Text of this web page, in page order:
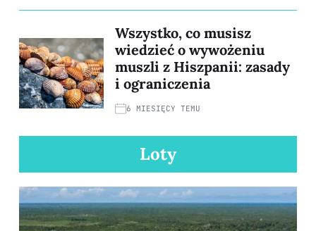
Wszystko, co musisz
wiedzieć o wywożeniu
muszli z Hiszpanii: zasady
i ograniczenia
6 MIESIĘCY TEMU
Loty